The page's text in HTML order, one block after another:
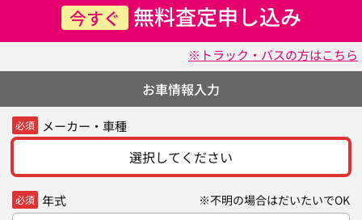
今すぐ 無料査定申し込み
※トラック・バスの方はこちら
お車情報入力
必須 メーカー・車種
選択してください
必須 年式 ※不明の場合はだいたいでOK